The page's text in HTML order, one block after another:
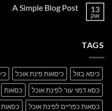
Just
13
אוק
A Simple Blog Post
TAGS
כיסא בזול כיסאות פינת אוכל
כסא דמוי עור לפינת אוכל
כסאות
כסאות כפריים לפינת אוכל